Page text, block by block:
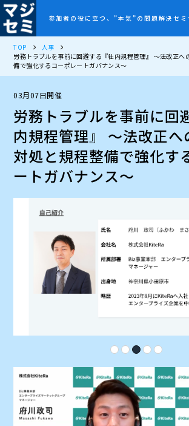
参加者の役に立つ、”本気”の問題解決セミ
TOP
人事
労務トラブルを事前に回避する『社内規程管理』 ～法改正へ
備で強化するコーポレートガバナンス～
03月07日開催
労務トラブルを事前に回
内規程管理』 ～法改正へ
対処と規程整備で強化す
ートガバナンス～